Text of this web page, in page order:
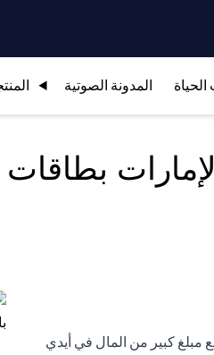
المدونة الصوتية
بطاقات
مبلغ كبير من المال في أيدي